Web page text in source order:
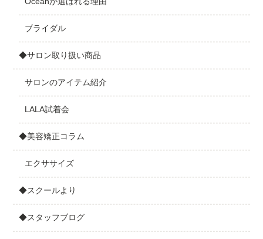
ブライダル
◆サロン取り扱い商品
サロンのアイテム紹介
LALA試着会
◆美容矯正コラム
エクササイズ
◆スクールより
◆スタッフブログ